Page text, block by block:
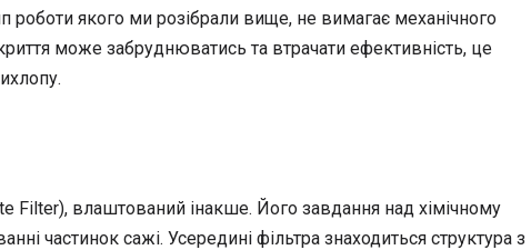
роботи якого ми розібрали вище, не вимагає механічного
може забруднюватись та втрачати ефективність, це
Filter), влаштований інакше. Його завдання над хімічному
частинок сажі. Усередині фільтра знаходиться структура з